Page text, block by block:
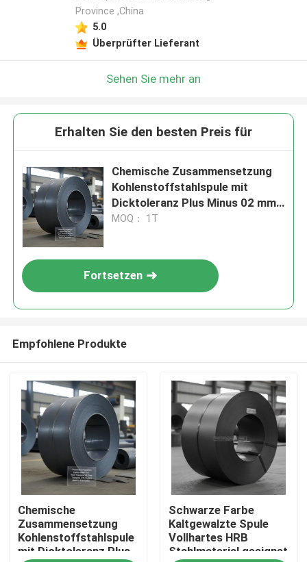
Haus
Produkte
Über uns
Province ,China
5.0
Überprüfter Lieferant
Sehen Sie mehr an
Erhalten Sie den besten Preis für
Chemische Zusammensetzung
Kohlenstoffstahlspule mit
Dicktoleranz Plus Minus 02 mm
und Toleranz Plus Minus 1
MOQ： 1T
Fortsetzen
Empfohlene Produkte
Chemische
Zusammensetzung
Kohlenstoffstahlspule
mit Dicktoleranz Plus
Schwarze Farbe
Kaltgewalzte Spule
Vollhartes HRB
Stahlmaterial geeignet